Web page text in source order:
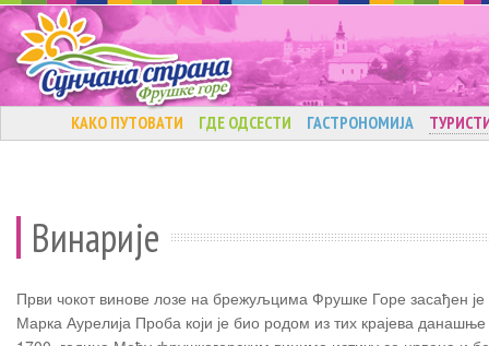
КАКО ПУТОВАТИ ГДЕ ОДСЕСТИ ГАСТРОНОМИЈА
Винарије
Први чокот винове лозе на брежуљцима Фрушке Горе засађен
Марка Аурелија Проба који је био родом из тих крајева